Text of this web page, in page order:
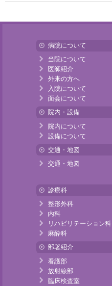
病院について
当院について
医師紹介
外来の方へ
入院について
面会について
院内・設備
院内について
設備について
交通・地図
交通・地図
診療科
整形外科
内科
リハビリテーション科
麻酔科
部署紹介
看護部
放射線部
臨床検査室